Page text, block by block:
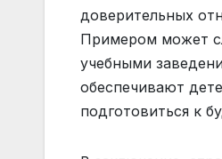
доверительных
Примером может
учебными
обеспечивают
подготовиться к